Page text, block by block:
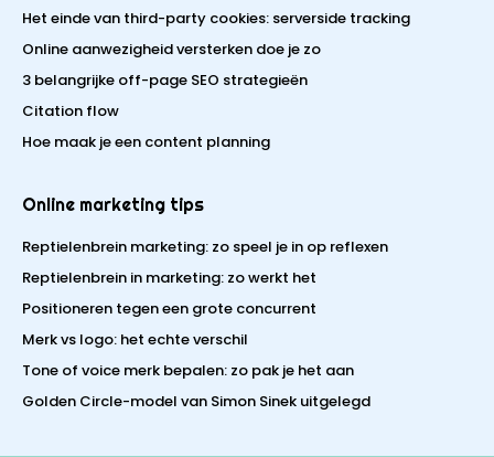
Het einde van third-party cookies: serverside tracking
Online aanwezigheid versterken doe je zo
3 belangrijke off-page SEO strategieën
Citation flow
Hoe maak je een content planning
Online marketing tips
Reptielenbrein marketing: zo speel je in op reflexen
Reptielenbrein in marketing: zo werkt het
Positioneren tegen een grote concurrent
Merk vs logo: het echte verschil
Tone of voice merk bepalen: zo pak je het aan
Golden Circle-model van Simon Sinek uitgelegd